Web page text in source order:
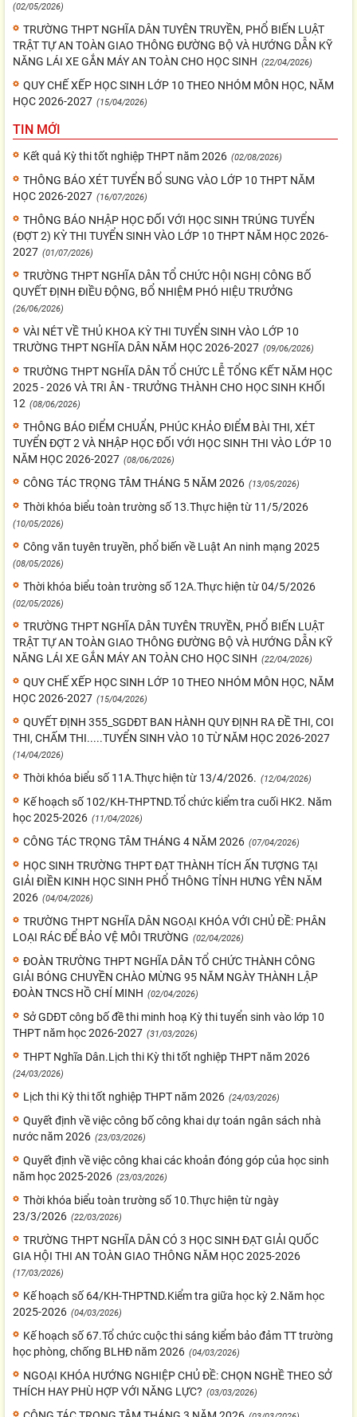
(02/05/2026)
TRƯỜNG THPT NGHĨA DÂN TUYÊN TRUYỀN, PHỔ BIẾN LUẬT
TRẬT TỰ AN TOÀN GIAO THÔNG ĐƯỜNG BỘ VÀ HƯỚNG DẪN KỸ
NĂNG LÁI XE GẮN MÁY AN TOÀN CHO HỌC SINH (22/04/2026)
QUY CHẾ XẾP HỌC SINH LỚP 10 THEO NHÓM MÔN HỌC, NĂM
HỌC 2026-2027 (15/04/2026)
TIN MỚI
Kết quả Kỳ thi tốt nghiệp THPT năm 2026 (02/08/2026)
THÔNG BÁO XÉT TUYỂN BỔ SUNG VÀO LỚP 10 THPT NĂM
HỌC 2026-2027 (16/07/2026)
THÔNG BÁO NHẬP HỌC ĐỐI VỚI HỌC SINH TRÚNG TUYỂN
(ĐỢT 2) KỲ THI TUYỂN SINH VÀO LỚP 10 THPT NĂM HỌC 2026-
2027 (01/07/2026)
TRƯỜNG THPT NGHĨA DÂN TỔ CHỨC HỘI NGHỊ CÔNG BỐ
QUYẾT ĐỊNH ĐIỀU ĐỘNG, BỔ NHIỆM PHÓ HIỆU TRƯỞNG
(26/06/2026)
VÀI NÉT VỀ THỦ KHOA KỲ THI TUYỂN SINH VÀO LỚP 10
TRƯỜNG THPT NGHĨA DÂN NĂM HỌC 2026-2027 (09/06/2026)
TRƯỜNG THPT NGHĨA DÂN TỔ CHỨC LỄ TỔNG KẾT NĂM HỌC
2025 - 2026 VÀ TRI ÂN - TRƯỞNG THÀNH CHO HỌC SINH KHỐI
12 (08/06/2026)
THÔNG BÁO ĐIỂM CHUẨN, PHÚC KHẢO ĐIỂM BÀI THI, XÉT
TUYỂN ĐỢT 2 VÀ NHẬP HỌC ĐỐI VỚI HỌC SINH THI VÀO LỚP 10
NĂM HỌC 2026-2027 (08/06/2026)
CÔNG TÁC TRỌNG TÂM THÁNG 5 NĂM 2026 (13/05/2026)
Thời khóa biểu toàn trường số 13.Thực hiện từ 11/5/2026
(10/05/2026)
Công văn tuyên truyền, phổ biến về Luật An ninh mạng 2025
(08/05/2026)
Thời khóa biểu toàn trường số 12A.Thực hiện từ 04/5/2026
(02/05/2026)
TRƯỜNG THPT NGHĨA DÂN TUYÊN TRUYỀN, PHỔ BIẾN LUẬT
TRẬT TỰ AN TOÀN GIAO THÔNG ĐƯỜNG BỘ VÀ HƯỚNG DẪN KỸ
NĂNG LÁI XE GẮN MÁY AN TOÀN CHO HỌC SINH (22/04/2026)
QUY CHẾ XẾP HỌC SINH LỚP 10 THEO NHÓM MÔN HỌC, NĂM
HỌC 2026-2027 (15/04/2026)
QUYẾT ĐỊNH 355_SGDĐT BAN HÀNH QUY ĐỊNH RA ĐỀ THI, COI
THI, CHẤM THI.....TUYỂN SINH VÀO 10 TỪ NĂM HỌC 2026-2027
(14/04/2026)
Thời khóa biểu số 11A.Thực hiện từ 13/4/2026. (12/04/2026)
Kế hoạch số 102/KH-THPTND.Tổ chức kiểm tra cuối HK2. Năm
học 2025-2026 (11/04/2026)
CÔNG TÁC TRỌNG TÂM THÁNG 4 NĂM 2026 (07/04/2026)
HỌC SINH TRƯỜNG THPT ĐẠT THÀNH TÍCH ẤN TƯỢNG TẠI
GIẢI ĐIỀN KINH HỌC SINH PHỔ THÔNG TỈNH HƯNG YÊN NĂM
2026 (04/04/2026)
TRƯỜNG THPT NGHĨA DÂN NGOẠI KHÓA VỚI CHỦ ĐỀ: PHÂN
LOẠI RÁC ĐỂ BẢO VỆ MÔI TRƯỜNG (02/04/2026)
ĐOÀN TRƯỜNG THPT NGHĨA DÂN TỔ CHỨC THÀNH CÔNG
GIẢI BÓNG CHUYỀN CHÀO MỪNG 95 NĂM NGÀY THÀNH LẬP
ĐOÀN TNCS HỒ CHÍ MINH (02/04/2026)
Sở GDĐT công bố đề thi minh hoạ Kỳ thi tuyển sinh vào lớp 10
THPT năm học 2026-2027 (31/03/2026)
THPT Nghĩa Dân.Lịch thi Kỳ thi tốt nghiệp THPT năm 2026
(24/03/2026)
Lịch thi Kỳ thi tốt nghiệp THPT năm 2026 (24/03/2026)
Quyết định về việc công bố công khai dự toán ngân sách nhà
nước năm 2026 (23/03/2026)
Quyết định về việc công khai các khoản đóng góp của học sinh
năm học 2025-2026 (23/03/2026)
Thời khóa biểu toàn trường số 10.Thực hiện từ ngày
23/3/2026 (22/03/2026)
TRƯỜNG THPT NGHĨA DÂN CÓ 3 HỌC SINH ĐẠT GIẢI QUỐC
GIA HỘI THI AN TOÀN GIAO THÔNG NĂM HỌC 2025-2026
(17/03/2026)
Kế hoạch số 64/KH-THPTND.Kiểm tra giữa học kỳ 2.Năm học
2025-2026 (04/03/2026)
Kế hoạch số 67.Tổ chức cuộc thi sáng kiểm bảo đảm TT trường
học phòng, chống BLHĐ năm 2026 (04/03/2026)
NGOẠI KHÓA HƯỚNG NGHIỆP CHỦ ĐỀ: CHỌN NGHỀ THEO SỞ
THÍCH HAY PHÙ HỢP VỚI NĂNG LỰC? (03/03/2026)